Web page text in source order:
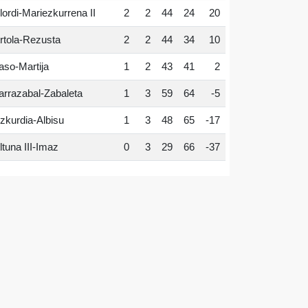
Mariezkurrena II 2 2 44 24 20
Rezusta 2 2 44 34 10
Martija 1 2 43 41 2
Zabaleta 1 3 59 64 -5
Albisu 1 3 48 65 -17
III-Imaz 0 3 29 66 -37